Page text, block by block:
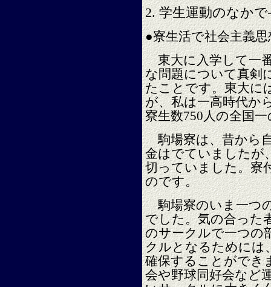
2.学生運動のなか
●寮生活で社会主義
東大に入学して一
な問題について真剣
たことです。東大に
が、私は一高時代か
寮生数750人の全国
駒場寮は、昔から
金はでていましたが
切っていました。寮
のです。
駒場寮のいま一つ
でした。気の合った
のサークルで一つの
クルとなるためには
確保することができ
会や野球同好会など